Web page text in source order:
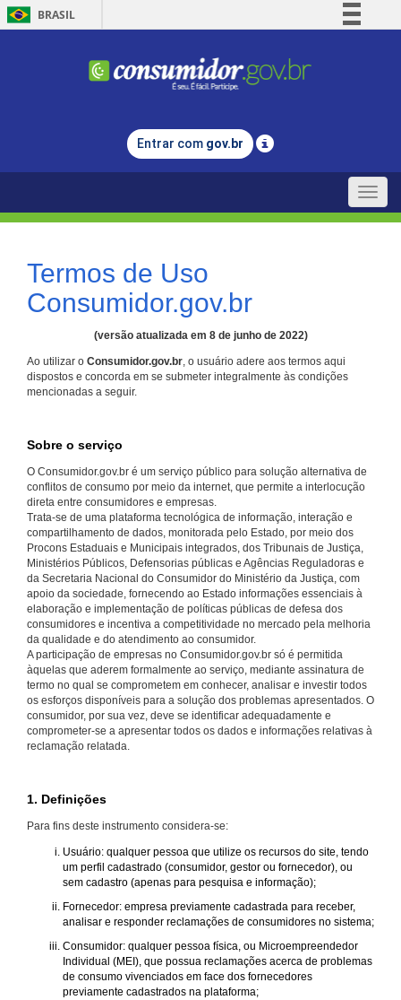
BRASIL
Comunica BR
Legislação
Entrar com gov.br
Toggle
Termos de Uso
Consumidor.gov.br
(versão atualizada em 8 de junho de 2022)
Ao utilizar o Consumidor.gov.br, o usuário adere aos termos aqui
dispostos e concorda em se submeter integralmente às condições
mencionadas a seguir.
Sobre o serviço
O Consumidor.gov.br é um serviço público para solução alternativa de
conflitos de consumo por meio da internet, que permite a interlocução
direta entre consumidores e empresas.
Trata-se de uma plataforma tecnológica de informação, interação e
compartilhamento de dados, monitorada pelo Estado, por meio dos
Procons Estaduais e Municipais integrados, dos Tribunais de Justiça,
Ministérios Públicos, Defensorias públicas e Agências Reguladoras e
da Secretaria Nacional do Consumidor do Ministério da Justiça, com
apoio da sociedade, fornecendo ao Estado informações essenciais à
elaboração e implementação de políticas públicas de defesa dos
consumidores e incentiva a competitividade no mercado pela melhoria
da qualidade e do atendimento ao consumidor.
A participação de empresas no Consumidor.gov.br só é permitida
àquelas que aderem formalmente ao serviço, mediante assinatura de
termo no qual se comprometem em conhecer, analisar e investir todos
os esforços disponíveis para a solução dos problemas apresentados. O
consumidor, por sua vez, deve se identificar adequadamente e
comprometer-se a apresentar todos os dados e informações relativas à
reclamação relatada.
1. Definições
Para fins deste instrumento considera-se:
Usuário: qualquer pessoa que utilize os recursos do site, tendo
um perfil cadastrado (consumidor, gestor ou fornecedor), ou
sem cadastro (apenas para pesquisa e informação);
Fornecedor: empresa previamente cadastrada para receber,
analisar e responder reclamações de consumidores no sistema;
Consumidor: qualquer pessoa física, ou Microempreendedor
Individual (MEI), que possua reclamações acerca de problemas
de consumo vivenciados em face dos fornecedores
previamente cadastrados na plataforma;